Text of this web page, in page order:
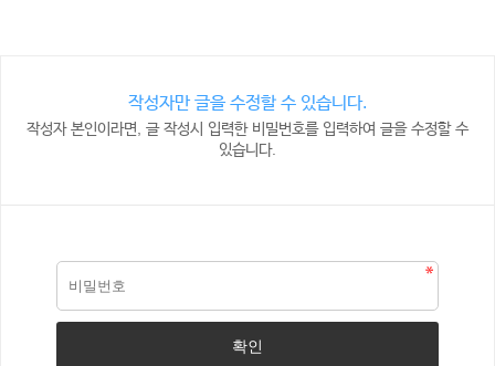
작성자만 글을 수정할 수 있습니다.
작성자 본인이라면, 글 작성시 입력한 비밀번호를 입력하여 글을 수정할 수
있습니다.